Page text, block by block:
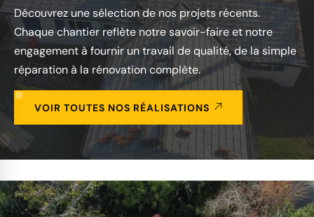
Découvrez une sélection de nos projets récents.
Chaque chantier reflète notre savoir-faire et notre
engagement à fournir un travail de qualité, de la simple
réparation à la rénovation complète.
VOIR TOUTES NOS RÉALISATIONS